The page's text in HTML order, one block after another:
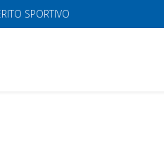
SPORTIVO